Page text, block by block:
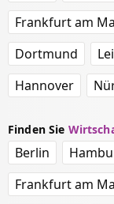
Frankfurt am
Dortmund
Hannover
Finden Sie
Berlin
Frankfurt am